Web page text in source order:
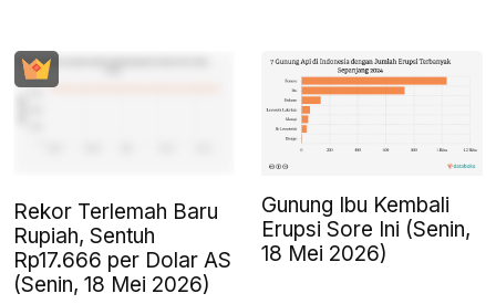
Rekor Terlemah Baru
Rupiah, Sentuh
Rp17.666 per Dolar AS
(Senin, 18 Mei 2026)
Gunung Ibu Kembali
Erupsi Sore Ini (Senin,
18 Mei 2026)